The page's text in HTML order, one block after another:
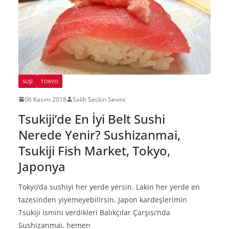
SUŞI TOKYO
06 Kasım 2018 Salih Seckin Sevinc
Tsukiji’de En İyi Belt Sushi
Nerede Yenir? Sushizanmai,
Tsukiji Fish Market, Tokyo,
Japonya
Tokyo’da sushiyi her yerde yersin. Lakin her yerde en
tazesinden yiyemeyebilirsin. Japon kardeşlerimin
Tsukiji ismini verdikleri Balıkçılar Çarşısı’nda
Sushizanmai, hemen